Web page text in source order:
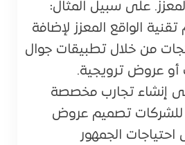
على سبيل المثال:
الواقع المعزز لإضافة
من خلال تطبيقات جوال
عروض ترويجية.
إنشاء تجارب مخصصة
تصميم عروض
الجمهور